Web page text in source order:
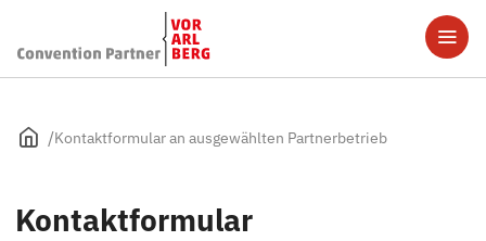
Kontaktformular an ausgewählten Partnerbetrieb
Kontaktformular